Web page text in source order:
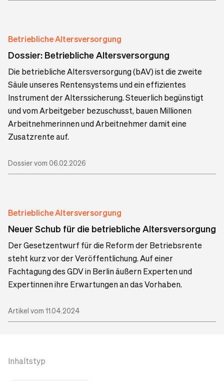
Betriebliche Altersversorgung
Dossier: Betriebliche Altersversorgung
Die betriebliche Altersversorgung (bAV) ist die zweite
Säule unseres Rentensystems und ein effizientes
Instrument der Alterssicherung. Steuerlich begünstigt
und vom Arbeitgeber bezuschusst, bauen Millionen
Arbeitnehmerinnen und Arbeitnehmer damit eine
Zusatzrente auf.
Dossier vom 06.02.2026
Betriebliche Altersversorgung
Neuer Schub für die betriebliche Altersversorgung
Der Gesetzentwurf für die Reform der Betriebsrente
steht kurz vor der Veröffentlichung. Auf einer
Fachtagung des GDV in Berlin äußern Experten und
Expertinnen ihre Erwartungen an das Vorhaben.
Artikel vom 11.04.2024
Inhaltstyp